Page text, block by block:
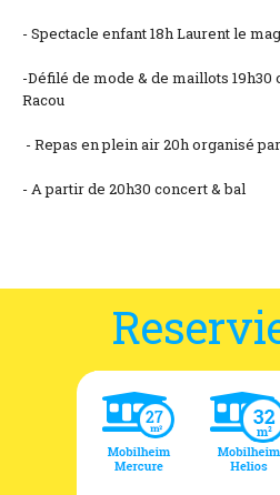
- Spectacle enfant 18h Laurent le
-Défilé de mode & de maillots 19h30
Racou
- Repas en plein air 20h organisé
- A partir de 20h30 concert & bal